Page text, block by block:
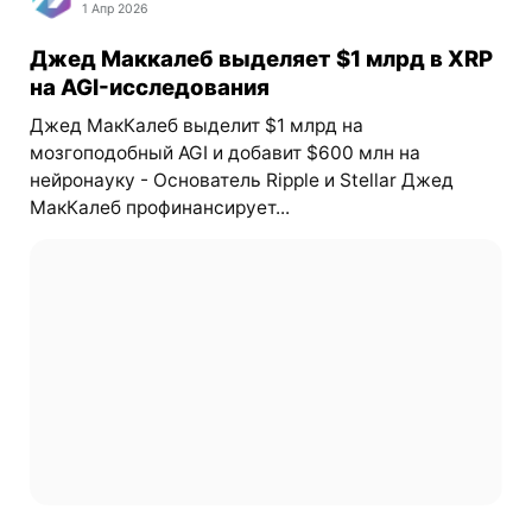
1 Апр 2026
Джед Маккалеб выделяет $1 млрд в XRP
на AGI-исследования
Джед МакКалеб выделит $1 млрд на
мозгоподобный AGI и добавит $600 млн на
нейронауку - Основатель Ripple и Stellar Джед
МакКалеб профинансирует...